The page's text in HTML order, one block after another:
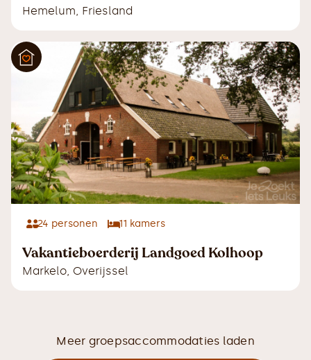
Hemelum, Friesland
24 personen 11 kamers
Vakantieboerderij Landgoed Kolhoop
Markelo, Overijssel
Meer groepsaccommodaties laden